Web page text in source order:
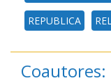
REPUBLICA
Coautores: